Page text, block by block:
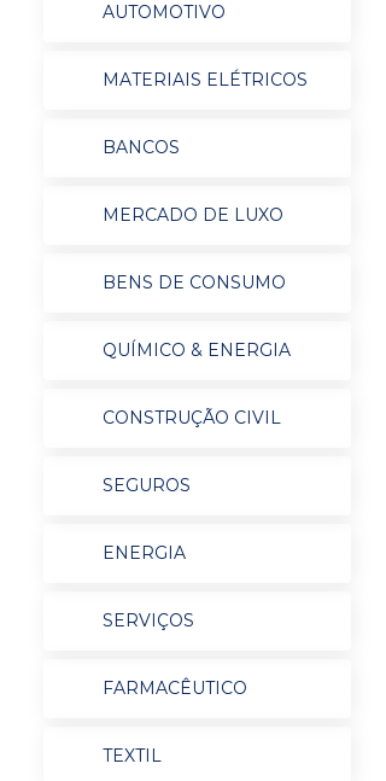
AUTOMOTIVO
MATERIAIS ELÉTRICOS
BANCOS
MERCADO DE LUXO
BENS DE CONSUMO
QUÍMICO & ENERGIA
CONSTRUÇÃO CIVIL
SEGUROS
ENERGIA
SERVIÇOS
FARMACÊUTICO
TEXTIL